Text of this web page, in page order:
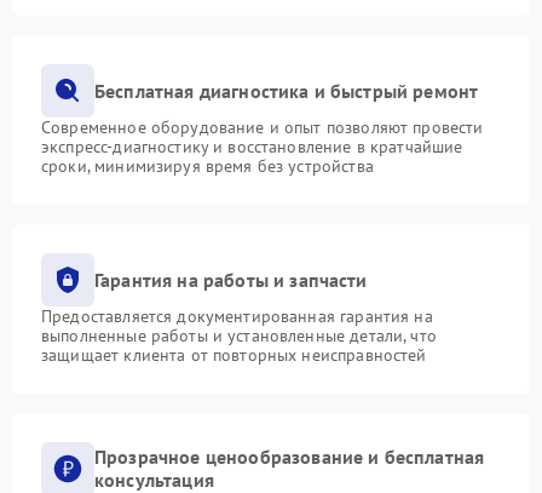
Бесплатная диагностика и быстрый ремонт
Современное оборудование и опыт позволяют провести
экспресс-диагностику и восстановление в кратчайшие
сроки, минимизируя время без устройства
Гарантия на работы и запчасти
Предоставляется документированная гарантия на
выполненные работы и установленные детали, что
защищает клиента от повторных неисправностей
Прозрачное ценообразование и бесплатная
консультация